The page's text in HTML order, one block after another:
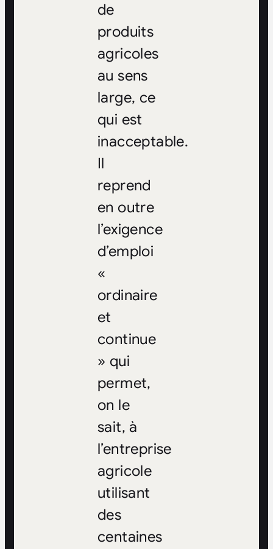
de
produits
agricoles
au sens
large, ce
qui est
inacceptable.
Il
reprend
en outre
l’exigence
d’emploi
«
ordinaire
et
continue
» qui
permet,
on le
sait, à
l’entreprise
agricole
utilisant
des
centaines